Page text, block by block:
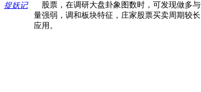
股票，在调研大盘卦象图数时，可发现做多
量强弱，调和板块特征，庄家股票买卖周期较
应用。